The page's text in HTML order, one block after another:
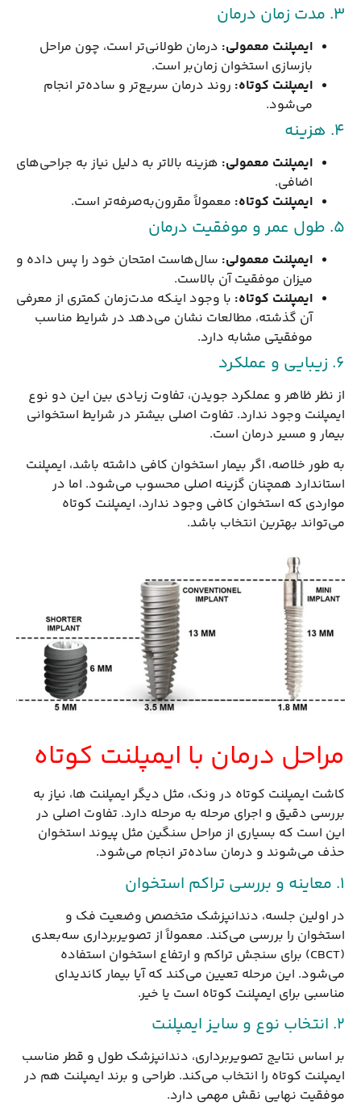
۳. مدت زمان درمان
ایمپلنت معمولی: درمان طولانی‌تر است، چون مراحل
بازسازی استخوان زمان‌بر است.
ایمپلنت کوتاه: روند درمان سریع‌تر و ساده‌تر انجام
می‌شود.
۴. هزینه
ایمپلنت معمولی: هزینه بالاتر به دلیل نیاز به جراحی‌های
اضافی.
ایمپلنت کوتاه: معمولاً مقرون‌به‌صرفه‌تر است.
۵. طول عمر و موفقیت درمان
ایمپلنت معمولی: سال‌هاست امتحان خود را پس داده و
میزان موفقیت آن بالاست.
ایمپلنت کوتاه: با وجود اینکه مدت‌زمان کمتری از معرفی
آن گذشته، مطالعات نشان می‌دهد در شرایط مناسب
موفقیتی مشابه دارد.
۶. زیبایی و عملکرد
از نظر ظاهر و عملکرد جویدن، تفاوت زیادی بین این دو نوع
ایمپلنت وجود ندارد. تفاوت اصلی بیشتر در شرایط استخوانی
بیمار و مسیر درمان است.
به طور خلاصه، اگر بیمار استخوان کافی داشته باشد، ایمپلنت
استاندارد همچنان گزینه اصلی محسوب می‌شود. اما در
مواردی که استخوان کافی وجود ندارد، ایمپلنت کوتاه
می‌تواند بهترین انتخاب باشد.
مراحل درمان با ایمپلنت کوتاه
کاشت ایمپلنت کوتاه در ونک، مثل دیگر ایمپلنت ها، نیاز به
بررسی دقیق و اجرای مرحله به مرحله دارد. تفاوت اصلی در
این است که بسیاری از مراحل سنگین مثل پیوند استخوان
حذف می‌شوند و درمان ساده‌تر انجام می‌شود.
۱. معاینه و بررسی تراکم استخوان
در اولین جلسه، دندانپزشک متخصص وضعیت فک و
استخوان را بررسی می‌کند. معمولاً از تصویربرداری سه‌بعدی
(CBCT) برای سنجش تراکم و ارتفاع استخوان استفاده
می‌شود. این مرحله تعیین می‌کند که آیا بیمار کاندیدای
مناسبی برای ایمپلنت کوتاه است یا خیر.
۲. انتخاب نوع و سایز ایمپلنت
بر اساس نتایج تصویربرداری، دندانپزشک طول و قطر مناسب
ایمپلنت کوتاه را انتخاب می‌کند. طراحی و برند ایمپلنت هم در
موفقیت نهایی نقش مهمی دارد.